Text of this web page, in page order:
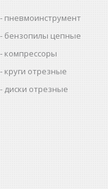
пневмоинструмент
бензопилы цепные
компрессоры
круги отрезные
диски отрезные